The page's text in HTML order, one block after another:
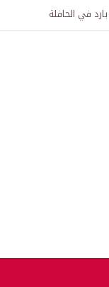
واعتراف بالشهادات